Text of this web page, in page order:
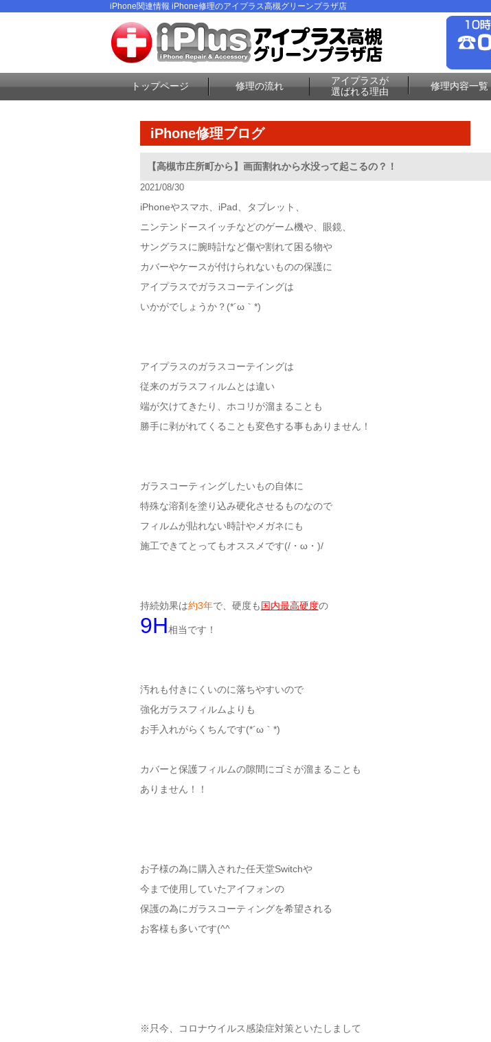
iPhone関連情報 iPhone修理のアイプラス高槻グリーンプラザ店
トップページ 修理の流れ
アイプラスが
選ばれる理由
修理内容一覧
iPhone修理ブログ
【高槻市庄所町から】画面割れから水没って起こるの？！
2021/08/30
iPhoneやスマホ、iPad、タブレット、
ニンテンドースイッチなどのゲーム機や、眼鏡、
サングラスに腕時計など傷や割れて困る物や
カバーやケースが付けられないものの保護に
アイプラスでガラスコーテイングは
いかがでしょうか？(*´ω｀*)
アイプラスのガラスコーテイングは
従来のガラスフィルムとは違い
端が欠けてきたり、ホコリが溜まることも
勝手に剥がれてくることも変色する事もありません！
ガラスコーティングしたいもの自体に
特殊な溶剤を塗り込み硬化させるものなので
フィルムが貼れない時計やメガネにも
施工できてとってもオススメです(/・ω・)/
持続効果は約3年で、硬度も国内最高硬度の
9H相当です！
汚れも付きにくいのに落ちやすいので
強化ガラスフィルムよりも
お手入れがらくちんです(*´ω｀*)
カバーと保護フィルムの隙間にゴミが溜まることも
ありません！！
お子様の為に購入された任天堂Switchや
今まで使用していたアイフォンの
保護の為にガラスコーティングを希望される
お客様も多いです(^^ゞ
※只今、コロナウイルス感染症対策といたしまして